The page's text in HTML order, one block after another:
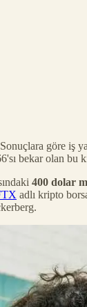
göre iş
bekar olan bu
400 dolar
adlı kripto